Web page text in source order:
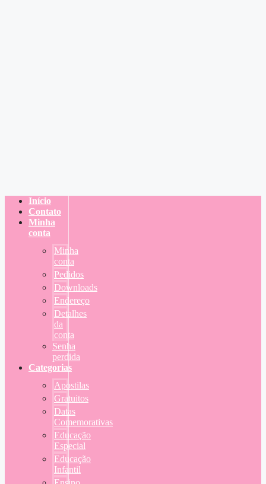
Início
Contato
Minha
conta
Minha
conta
Pedidos
Downloads
Endereço
Detalhes
da
conta
Senha
perdida
Categorias
Apostilas
Gratuitos
Datas
Comemorativas
Educação
Especial
Educação
Infantil